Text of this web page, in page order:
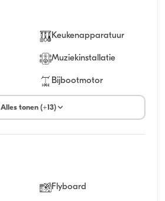
Keukenapparatuur
Muziekinstallatie
Bijbootmotor
Alles tonen (+13)
Flyboard